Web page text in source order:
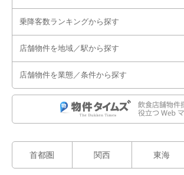
乗降客数ランキングから探す
店舗物件を地域／駅から探す
店舗物件を業態／条件から探す
首都圏 関西 東海